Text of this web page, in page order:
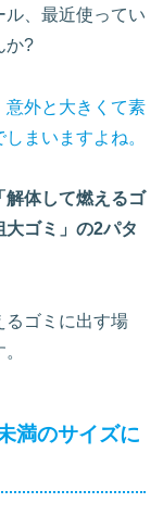
ル、最近使ってい
か?
意外と大きくて素
まいますよね。
解体して燃えるゴ
大ゴミ」の2パタ
るゴミに出す場
満のサイズに